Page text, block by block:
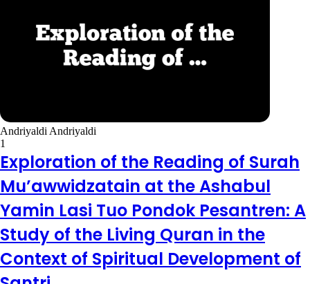
Andriyaldi Andriyaldi
1
Exploration of the Reading of Surah
Mu’awwidzatain at the Ashabul
Yamin Lasi Tuo Pondok Pesantren: A
Study of the Living Quran in the
Context of Spiritual Development of